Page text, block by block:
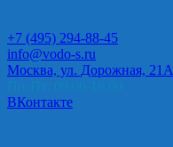
+7 (495) 294-88-45
info@vodo-s.ru
Москва, ул. Дорожная, 21А
ВКонтакте